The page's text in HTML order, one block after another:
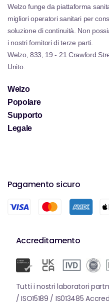
Welzo funge da piattaforma
migliori operatori sanitari per
soluzione di continuità. Non
i nostri fornitori di terze parti.
Welzo, 833, 19 - 21 Crawford
Unito.
Welzo
Popolare
Supporto
Legale
Pagamento sicuro
Accreditamento
Tutti i nostri laboratori
/ ISO15189 / IS013485